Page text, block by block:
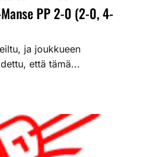
PP 2-0 (2-0, 4-
ja joukkueen
että tämä...